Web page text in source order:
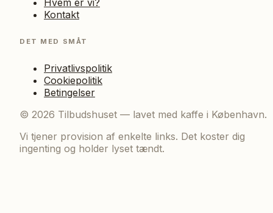
Kontakt
DET MED SMÅT
Privatlivspolitik
Cookiepolitik
Betingelser
© 2026 Tilbudshuset — lavet med kaffe i København.
Vi tjener provision af enkelte links. Det koster dig
ingenting og holder lyset tændt.